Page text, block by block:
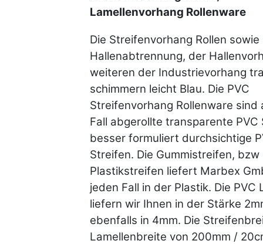
Lamellenvorhang Rollenware
Die Streifenvorhang Rollen sowie
Hallenabtrennung, der
weiteren der Industrievorhang
schimmern leicht Blau. Die PVC
Streifenvorhang Rollenware sind
Fall abgerollte transparente PVC
besser formuliert durchsichtige
Streifen. Die Gummistreifen, bzw
Plastikstreifen liefert Marbex
jeden Fall in der Plastik. Die PVC
liefern wir Ihnen in der Stärke
ebenfalls in 4mm. Die
Lamellenbreite von 200mm /